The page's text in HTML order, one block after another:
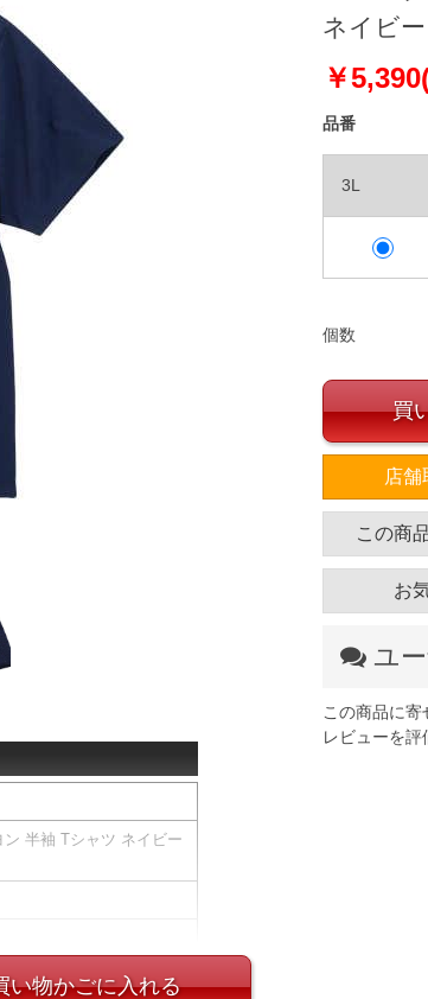
半袖 Tシャツ ネイビー
ネイビ
￥
品番
3L
個数
買
店舗
この商
お
ユ
この商品に寄
レビューを評
い物かごに入れる